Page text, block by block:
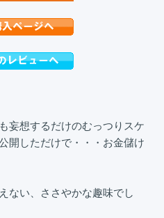
妄想するだけのむっつりスケ
開しただけで・・・お金儲け
ない、ささやかな趣味でし